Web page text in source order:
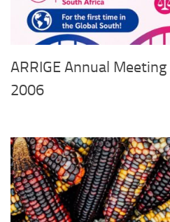
ARRIGE Annual
2006